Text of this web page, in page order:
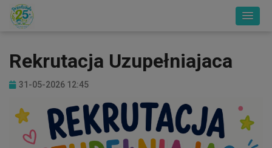
Rekrutacja Uzupełniajaca
31-05-2026 12:45